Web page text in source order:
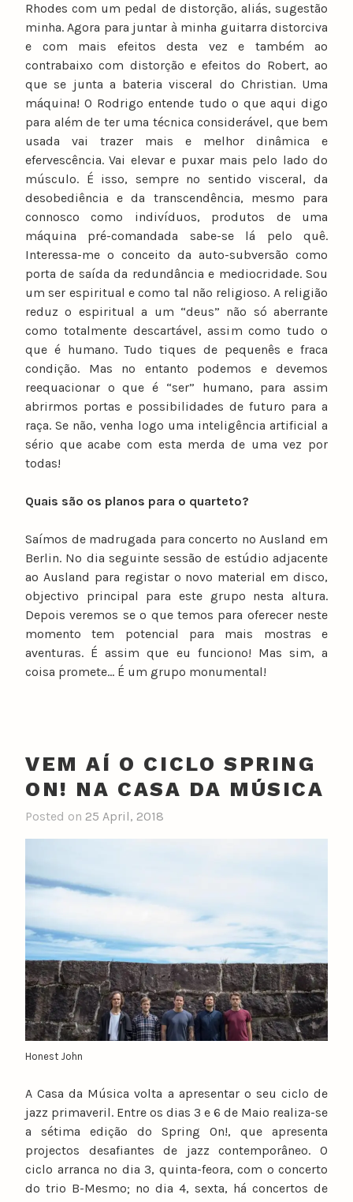
Rhodes com um pedal de distorção, aliás, sugestão
minha. Agora para juntar à minha guitarra distorciva
e com mais efeitos desta vez e também ao
contrabaixo com distorção e efeitos do Robert, ao
que se junta a bateria visceral do Christian. Uma
máquina! O Rodrigo entende tudo o que aqui digo
para além de ter uma técnica considerável, que bem
usada vai trazer mais e melhor dinâmica e
efervescência. Vai elevar e puxar mais pelo lado do
músculo. É isso, sempre no sentido visceral, da
desobediência e da transcendência, mesmo para
connosco como indivíduos, produtos de uma
máquina pré-comandada sabe-se lá pelo quê.
Interessa-me o conceito da auto-subversão como
porta de saída da redundância e mediocridade. Sou
um ser espiritual e como tal não religioso. A religião
reduz o espiritual a um “deus” não só aberrante
como totalmente descartável, assim como tudo o
que é humano. Tudo tiques de pequenês e fraca
condição. Mas no entanto podemos e devemos
reequacionar o que é “ser” humano, para assim
abrirmos portas e possibilidades de futuro para a
raça. Se não, venha logo uma inteligência artificial a
sério que acabe com esta merda de uma vez por
todas!
Quais são os planos para o quarteto?
Saímos de madrugada para concerto no Ausland em
Berlin. No dia seguinte sessão de estúdio adjacente
ao Ausland para registar o novo material em disco,
objectivo principal para este grupo nesta altura.
Depois veremos se o que temos para oferecer neste
momento tem potencial para mais mostras e
aventuras. É assim que eu funciono! Mas sim, a
coisa promete… É um grupo monumental!
VEM AÍ O CICLO SPRING
ON! NA CASA DA MÚSICA
Posted on 25 April, 2018
Honest John
A Casa da Música volta a apresentar o seu ciclo de
jazz primaveril. Entre os dias 3 e 6 de Maio realiza-se
a sétima edição do Spring On!, que apresenta
projectos desafiantes de jazz contemporâneo. O
ciclo arranca no dia 3, quinta-feora, com o concerto
do trio B-Mesmo; no dia 4, sexta, há concertos de